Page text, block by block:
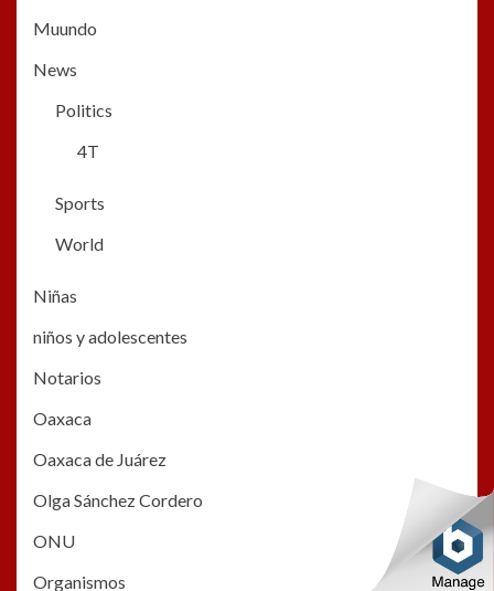
Muundo
News
Politics
4T
Sports
World
Niñas
niños y adolescentes
Notarios
Oaxaca
Oaxaca de Juárez
Olga Sánchez Cordero
ONU
Organismos